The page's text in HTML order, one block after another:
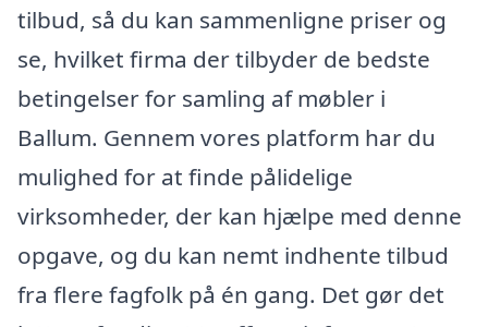
tilbud, så du kan sammenligne priser og
se, hvilket firma der tilbyder de bedste
betingelser for samling af møbler i
Ballum. Gennem vores platform har du
mulighed for at finde pålidelige
virksomheder, der kan hjælpe med denne
opgave, og du kan nemt indhente tilbud
fra flere fagfolk på én gang. Det gør det